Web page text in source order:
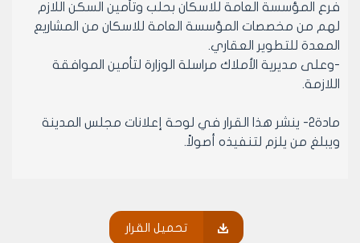
فرع المؤسسة العامة للاسكان بحلب وتأمين السكن اللازم
لهم من مخصصات المؤسسة العامة للاسكان من المشاريع
المعدة للتطوير العقاري.
-وعلى مديرية الأملاك مراسلة الوزارة لتأمين الموافقة
اللازمة.
مادة2- ينشر هذا القرار في لوحة إعلانات مجلس المدينة
ويبلغ من يلزم لتنفيذه أصولاً.
مدينة حلب
المهندسة لمى المعمار
تحميل القرار